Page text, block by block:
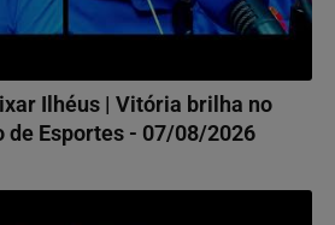
Ilhéus | Vitória brilha no
de Esportes - 07/08/2026